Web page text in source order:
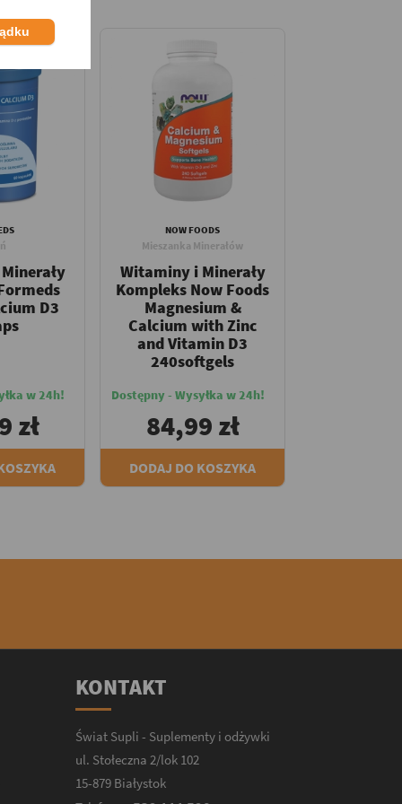
D3
w 24h!
zł
NOW FOODS
Mieszanka Minerałów
Witaminy i Minerały
Kompleks Now Foods
Magnesium &
Calcium with Zinc
and Vitamin D3
240softgels
Dostępny - Wysyłka w 24h!
84,99 zł
DODAJ DO KOSZYKA
KONTAKT
Świat Supli - Suplementy i odżywki
ul. Stołeczna 2/lok 102
15-879 Białystok